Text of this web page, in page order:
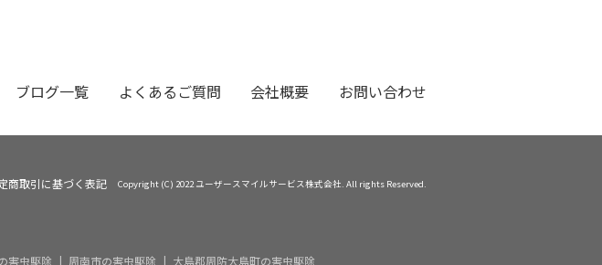
ブログ一覧 よくあるご質問 会社概要 お問い合わせ
商取引に基づく表記 Copyright (C) 2022 ユーザースマイルサービス株式会社. All rights Reserved.
害虫駆除 周南市の害虫駆除
大島郡周防大島町の害虫駆除